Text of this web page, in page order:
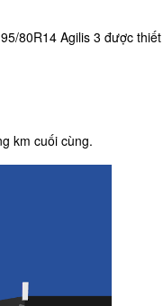
80R14 Agilis 3 được
km cuối cùng.